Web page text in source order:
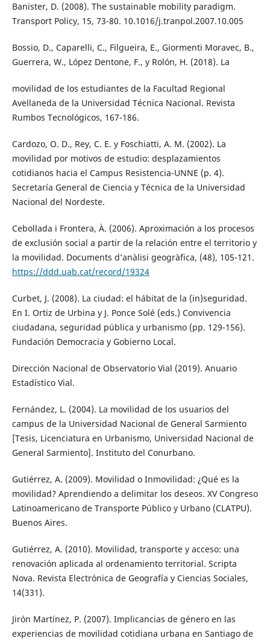
Banister, D. (2008). The sustainable mobility paradigm.
Transport Policy, 15, 73-80. 10.1016/j.tranpol.2007.10.005
Bossio, D., Caparelli, C., Filgueira, E., Giormenti Moravec, B.,
Guerrera, W., López Dentone, F., y Rolón, H. (2018). La
movilidad de los estudiantes de la Facultad Regional
Avellaneda de la Universidad Técnica Nacional. Revista
Rumbos Tecnológicos, 167-186.
Cardozo, O. D., Rey, C. E. y Foschiatti, A. M. (2002). La
movilidad por motivos de estudio: desplazamientos
cotidianos hacia el Campus Resistencia-UNNE (p. 4).
Secretaría General de Ciencia y Técnica de la Universidad
Nacional del Nordeste.
Cebollada i Frontera, À. (2006). Aproximación a los procesos
de exclusión social a partir de la relación entre el territorio y
la movilidad. Documents d’anàlisi geogràfica, (48), 105-121.
https://ddd.uab.cat/record/19324
Curbet, J. (2008). La ciudad: el hábitat de la (in)seguridad.
En I. Ortiz de Urbina y J. Ponce Solé (eds.) Convivencia
ciudadana, seguridad pública y urbanismo (pp. 129-156).
Fundación Democracia y Gobierno Local.
Dirección Nacional de Observatorio Vial (2019). Anuario
Estadístico Vial.
Fernández, L. (2004). La movilidad de los usuarios del
campus de la Universidad Nacional de General Sarmiento
[Tesis, Licenciatura en Urbanismo, Universidad Nacional de
General Sarmiento]. Instituto del Conurbano.
Gutiérrez, A. (2009). Movilidad o Inmovilidad: ¿Qué es la
movilidad? Aprendiendo a delimitar los deseos. XV Congreso
Latinoamericano de Transporte Público y Urbano (CLATPU).
Buenos Aires.
Gutiérrez, A. (2010). Movilidad, transporte y acceso: una
renovación aplicada al ordenamiento territorial. Scripta
Nova. Revista Electrónica de Geografía y Ciencias Sociales,
14(331).
Jirón Martínez, P. (2007). Implicancias de género en las
experiencias de movilidad cotidiana urbana en Santiago de